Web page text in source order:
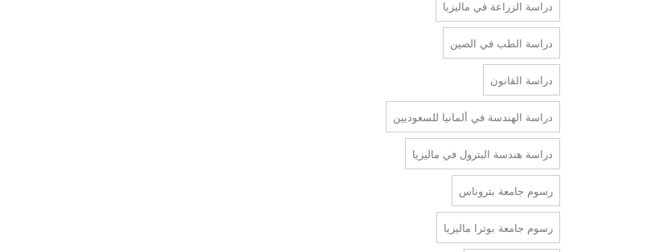
دراسة الزراعة في ماليزيا
دراسة الطب في الصين
دراسة القانون
دراسة الهندسة في ألمانيا للسعوديين
دراسة هندسة البترول في ماليزيا
رسوم جامعة بتروناس
رسوم جامعة بوترا ماليزيا